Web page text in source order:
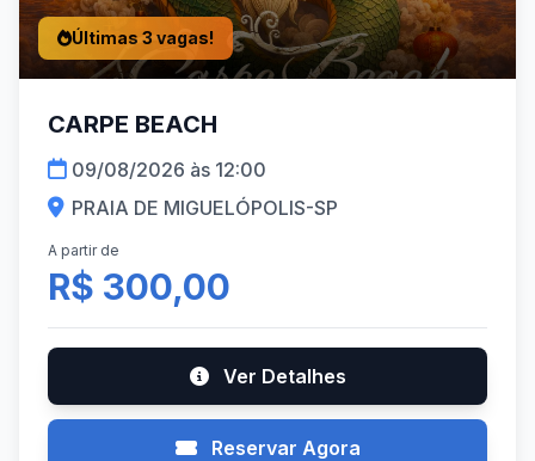
Últimas 3 vagas!
CARPE BEACH
09/08/2026 às 12:00
PRAIA DE MIGUELÓPOLIS-SP
A partir de
R$ 300,00
Ver Detalhes
Reservar Agora